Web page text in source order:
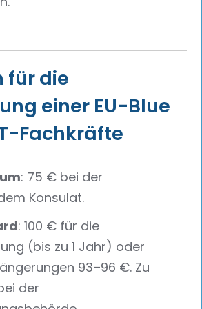
für die
einer EU-Blue
Fachkräfte
: 75 € bei der
Konsulat.
: 100 € für die
(bis zu 1 Jahr) oder
93–96 €. Zu
der